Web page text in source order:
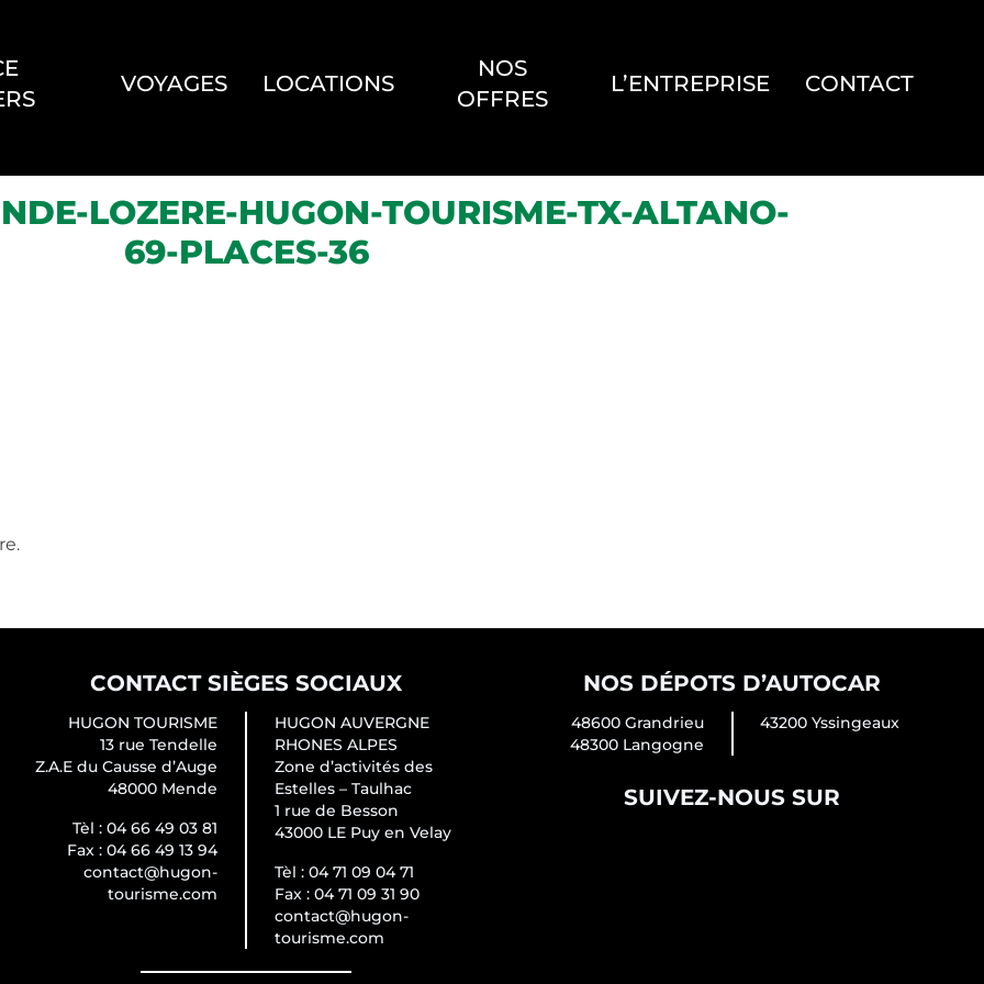
VOYAGES LOCATIONS
NOS
OFFRES
L’ENTREPRISE CONTACT
LOZERE-HUGON-TOURISME-TX-ALTANO-
69-PLACES-36
CONTACT SIÈGES SOCIAUX
HUGON TOURISME
13 rue Tendelle
Z.A.E du Causse d’Auge
48000 Mende
Tèl :04 66 49 03 81
Fax :04 66 49 13 94
contact@hugon-
tourisme.com
HUGON AUVERGNE
RHONES ALPES
Zone d’activités des
Estelles – Taulhac
1 rue de Besson
43000 LE Puy en Velay
Tèl : 04 71 09 04 71
Fax : 04 71 09 31 90
contact@hugon-
tourisme.com
NOS DÉPOTS D’AUTOCAR
48600 Grandrieu
48300 Langogne
43200 Yssingeaux
SUIVEZ-NOUS SUR